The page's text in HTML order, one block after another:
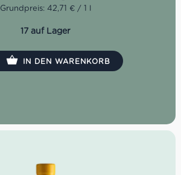
Grundpreis: 42,71 € / 1 l
17 auf Lager
IN DEN WARENKORB